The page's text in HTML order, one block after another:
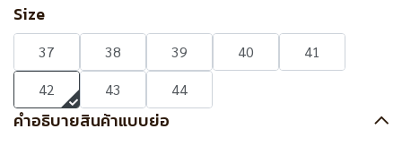
Size
37 38 39 40
41
42
43 44
คำอธิบายสินค้าแบบย่อ